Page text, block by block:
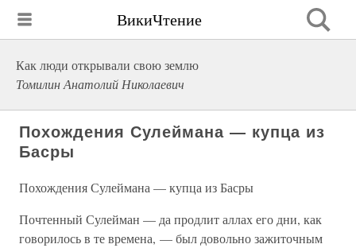
ВикиЧтение
Как люди открывали свою землю
Томилин Анатолий Николаевич
Похождения Сулеймана — купца из
Басры
Похождения Сулеймана — купца из Басры
Почтенный Сулейман — да продлит аллах его дни, как
говорилось в те времена, — был довольно зажиточным